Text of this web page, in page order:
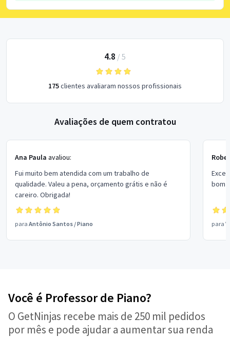
4.8 / 5
175clientes avaliaram nossos profissionais
Avaliações de quem contratou
Ana Paula avaliou:
Fui muito bem atendida com um trabalho de
qualidade. Valeu a pena, orçamento grátis e não é
careiro. Obrigada!
para Antônio Santos /Piano
bom
para
Você é Professor de Piano?
O GetNinjas recebe mais de 250 mil pedidos
por mês e pode ajudar a aumentar sua renda